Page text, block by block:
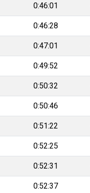
0:46:01
0:46:28
0:47:01
0:49:52
0:50:32
0:50:46
0:51:22
0:52:25
0:52:31
0:52:37